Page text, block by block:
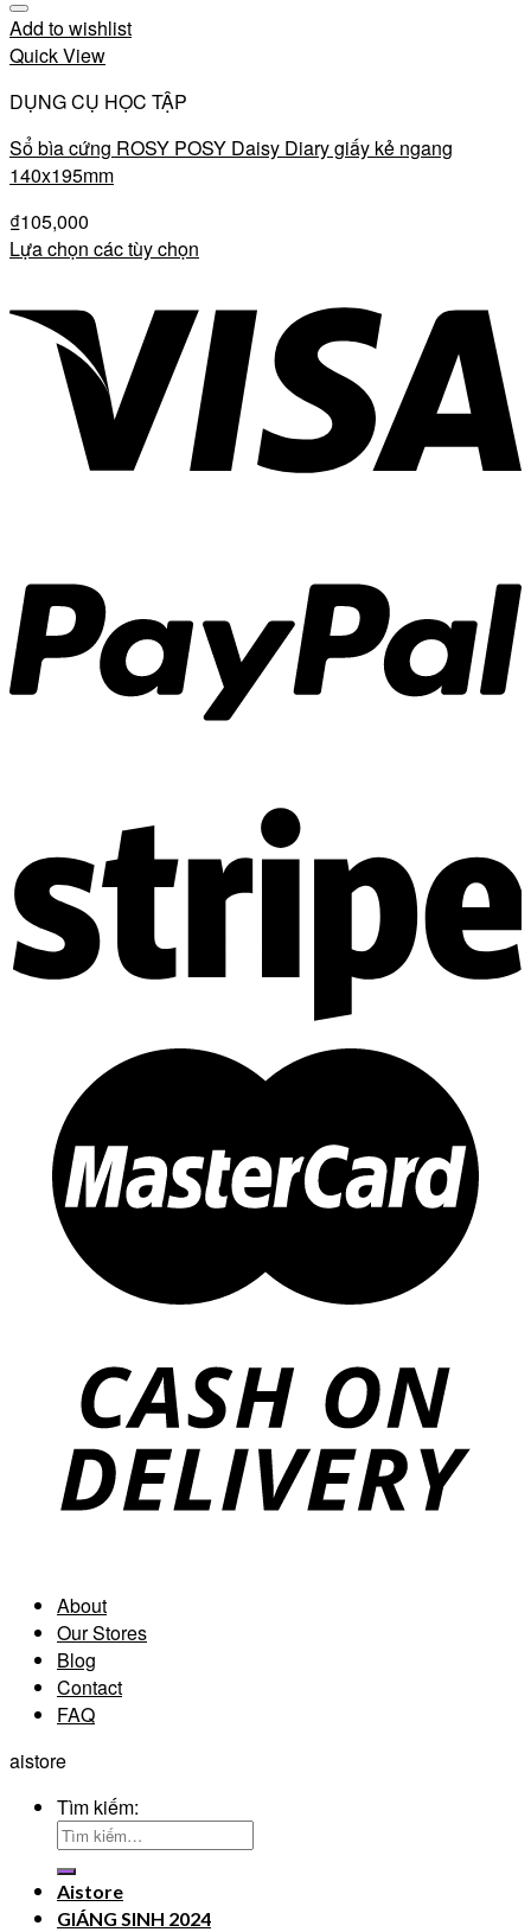
Add to wishlist
Quick View
DỤNG CỤ HỌC TẬP
Sổ bìa cứng ROSY POSY Daisy Diary giấy kẻ ngang
140x195mm
₫105,000
Lựa chọn các tùy chọn
About
Our Stores
Blog
Contact
FAQ
aistore
Tìm kiếm:
Aistore
GIÁNG SINH 2024